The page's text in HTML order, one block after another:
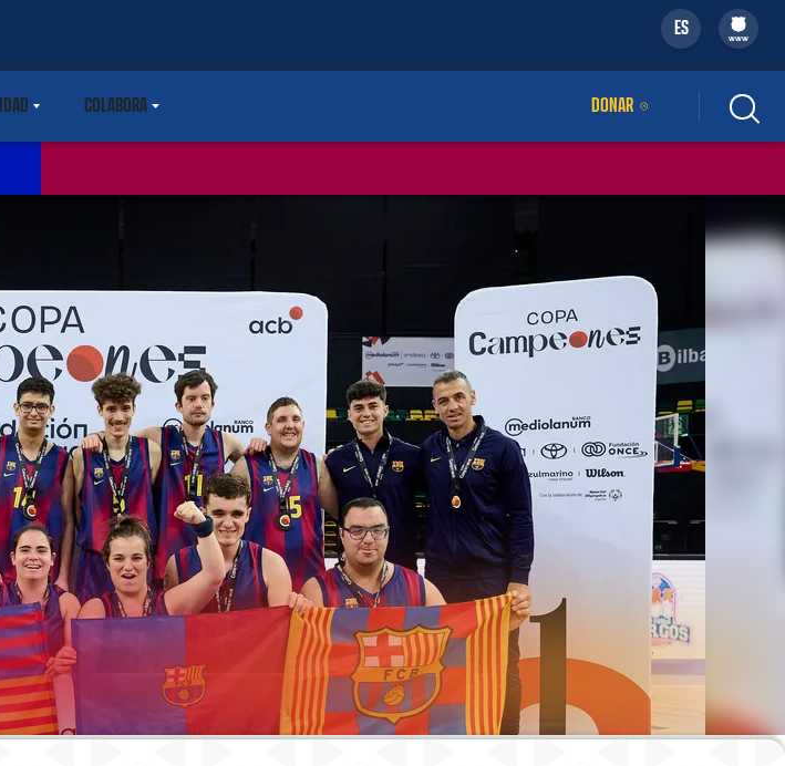
ES
filled-badge
www
COLABORALABEL.SHARE.CARETDOWN DONARENLACE EXTERNO